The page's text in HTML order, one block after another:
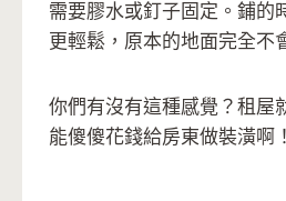
需要膠水或釘子固定。鋪的
更輕鬆，原本的地面完全不
你們有沒有這種感覺？租屋
能傻傻花錢給房東做裝潢啊！